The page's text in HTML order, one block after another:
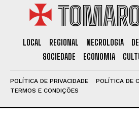
LOCAL REGIONAL NECROLOGIA
SOCIEDADE
ECONOMIA
POLÍTICA DE PRIVACIDADE
POLÍTICA DE
TERMOS E CONDIÇÕES